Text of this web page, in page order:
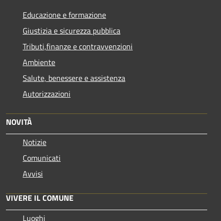
Educazione e formazione
Giustizia e sicurezza pubblica
Tributi,finanze e contravvenzioni
Ambiente
Salute, benessere e assistenza
Autorizzazioni
NOVITÀ
Notizie
Comunicati
Avvisi
VIVERE IL COMUNE
Luoghi